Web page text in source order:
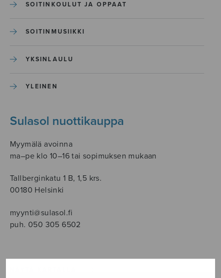
SOITINKOULUT JA OPPAAT
SOITINMUSIIKKI
YKSINLAULU
YLEINEN
Sulasol nuottikauppa
Myymälä avoinna
ma–pe klo 10–16 tai sopimuksen mukaan
Tallberginkatu 1 B, 1,5 krs.
00180 Helsinki
myynti@sulasol.fi
puh. 050 305 6502